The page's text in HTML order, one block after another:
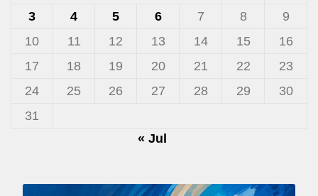
3
4 5 6 7 8
9
10
11 12 13 14 15
16
17
18 19 20 21 22
23
24
25 26 27 28 29
30
31
« Jul